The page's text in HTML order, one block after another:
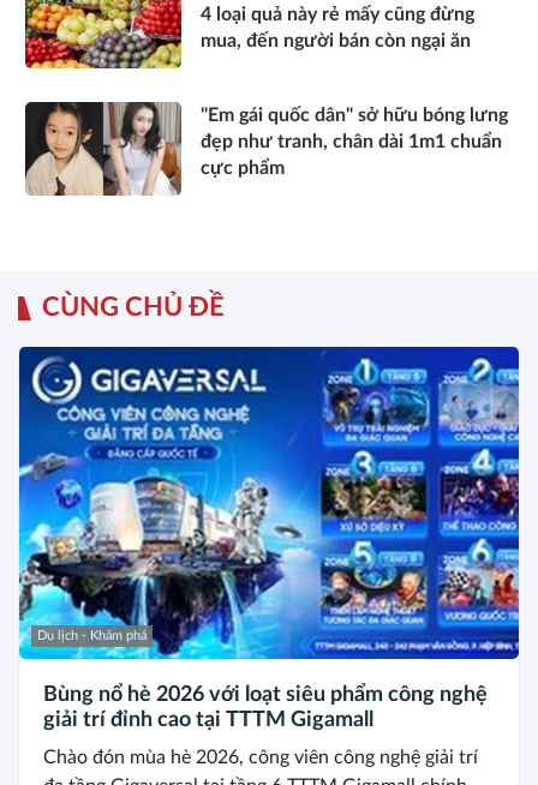
4 loại quả này rẻ mấy cũng đừng
mua, đến người bán còn ngại ăn
"Em gái quốc dân" sở hữu bóng lưng
đẹp như tranh, chân dài 1m1 chuẩn
cực phẩm
CÙNG CHỦ ĐỀ
Du lịch - Khám phá
Bùng nổ hè 2026 với loạt siêu phẩm công nghệ
giải trí đỉnh cao tại TTTM Gigamall
Chào đón mùa hè 2026, công viên công nghệ giải trí